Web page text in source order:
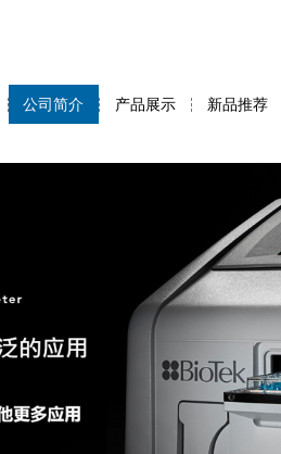
公司简介 产品展示 新品推荐